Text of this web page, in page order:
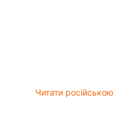
Читати російською